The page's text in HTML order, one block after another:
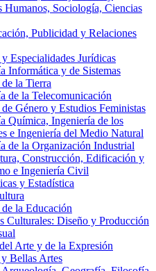
Humanos, Sociología, Ciencias
Publicidad y Relaciones
Especialidades Jurídicas
Informática y de Sistemas
la Tierra
de la Telecomunicación
Género y Estudios Feministas
Química, Ingeniería de los
e Ingeniería del Medio Natural
de la Organización Industrial
Construcción, Edificación y
e Ingeniería Civil
y Estadística
la Educación
Culturales: Diseño y Producción
Arte y de la Expresión
Bellas Artes